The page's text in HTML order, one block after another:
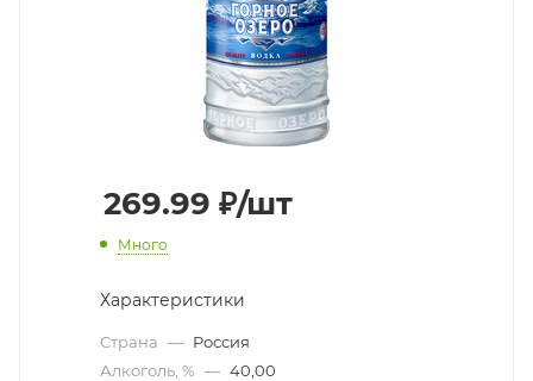
269.99 ₽/шт
Много
Характеристики
Страна — Россия
Алкоголь, % — 40,00